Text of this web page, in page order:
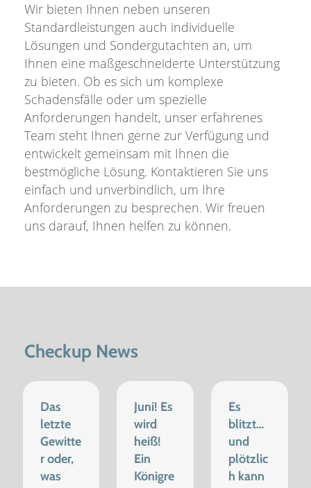
Wir bieten Ihnen neben unseren
Standardleistungen auch individuelle
Lösungen und Sondergutachten an, um
Ihnen eine maßgeschneiderte Unterstützung
zu bieten. Ob es sich um komplexe
Schadensfälle oder um spezielle
Anforderungen handelt, unser erfahrenes
Team steht Ihnen gerne zur Verfügung und
entwickelt gemeinsam mit Ihnen die
bestmögliche Lösung. Kontaktieren Sie uns
einfach und unverbindlich, um Ihre
Anforderungen zu besprechen. Wir freuen
uns darauf, Ihnen helfen zu können.
Checkup News
Das
letzte
Gewitte
r oder,
was
Juni! Es
wird
heiß!
Ein
Königre
Es
blitzt…
und
plötzlic
h kann